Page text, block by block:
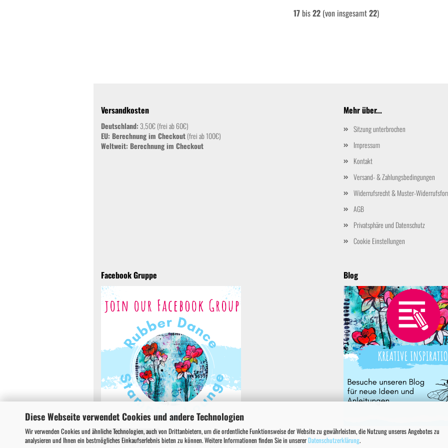
Diese Webseite verwendet Cookies und andere Technologien
Wir verwenden Cookies und ähnliche Technologien, auch von Drittanbietern, um die ordentliche Funktionsweise der Website zu gewährleisten, die Nutzung unseres Angebotes zu
analysieren und Ihnen ein bestmögliches Einkaufserlebnis bieten zu können. Weitere Informationen finden Sie in unsererDatenschutzerklärung.
17bis22(von insgesamt22)
Versandkosten
Deutschland: 3,50€ (frei ab 60€)
EU: Berechnung im Checkout(frei ab 100€)
Weltweit: Berechnung im Checkout
Mehr über...
Sitzung unterbrochen
Impressum
Kontakt
Versand- & Zahlungsbedingungen
Widerrufsrecht & Muster-
AGB
Privatsphäre und Datenschutz
Cookie Einstellungen
Facebook Gruppe Blog
Vertrag widerrufen